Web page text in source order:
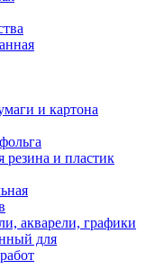
и картона
резина и пластик
акварели, графики
для